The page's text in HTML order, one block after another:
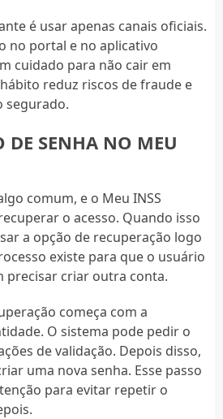
é usar apenas canais oficiais.
no portal e no aplicativo
cuidado para não cair em
reduz riscos de fraude e
segurado.
DE SENHA NO MEU
comum, e o Meu INSS
o acesso. Quando isso
a opção de recuperação logo
existe para que o usuário
precisar criar outra conta.
começa com a
O sistema pode pedir o
de validação. Depois disso,
uma nova senha. Esse passo
para evitar repetir o